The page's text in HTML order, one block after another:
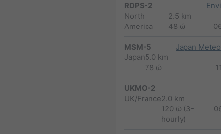
RDPS-2
North
America
2.5 km
48 ώ
MSM-5
Japan5.0 km
78 ώ
Japan
UKMO-2
UK/France2.0 km
120 ώ (3-
hourly)